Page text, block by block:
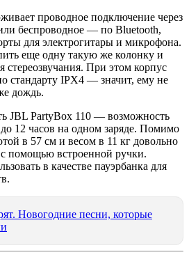
проводное подключение через
беспроводное — по Bluetooth,
для электрогитары и микрофона.
еще одну такую же колонку и
стереозвучания. При этом корпус
стандарту IPX4 — значит, ему не
дождь.
JBL PartyBox 110 — возможность
12 часов на одном заряде. Помимо
в 57 см и весом в 11 кг довольно
с помощью встроенной ручки.
в качестве пауэрбанка для
Новогодние песни, которые